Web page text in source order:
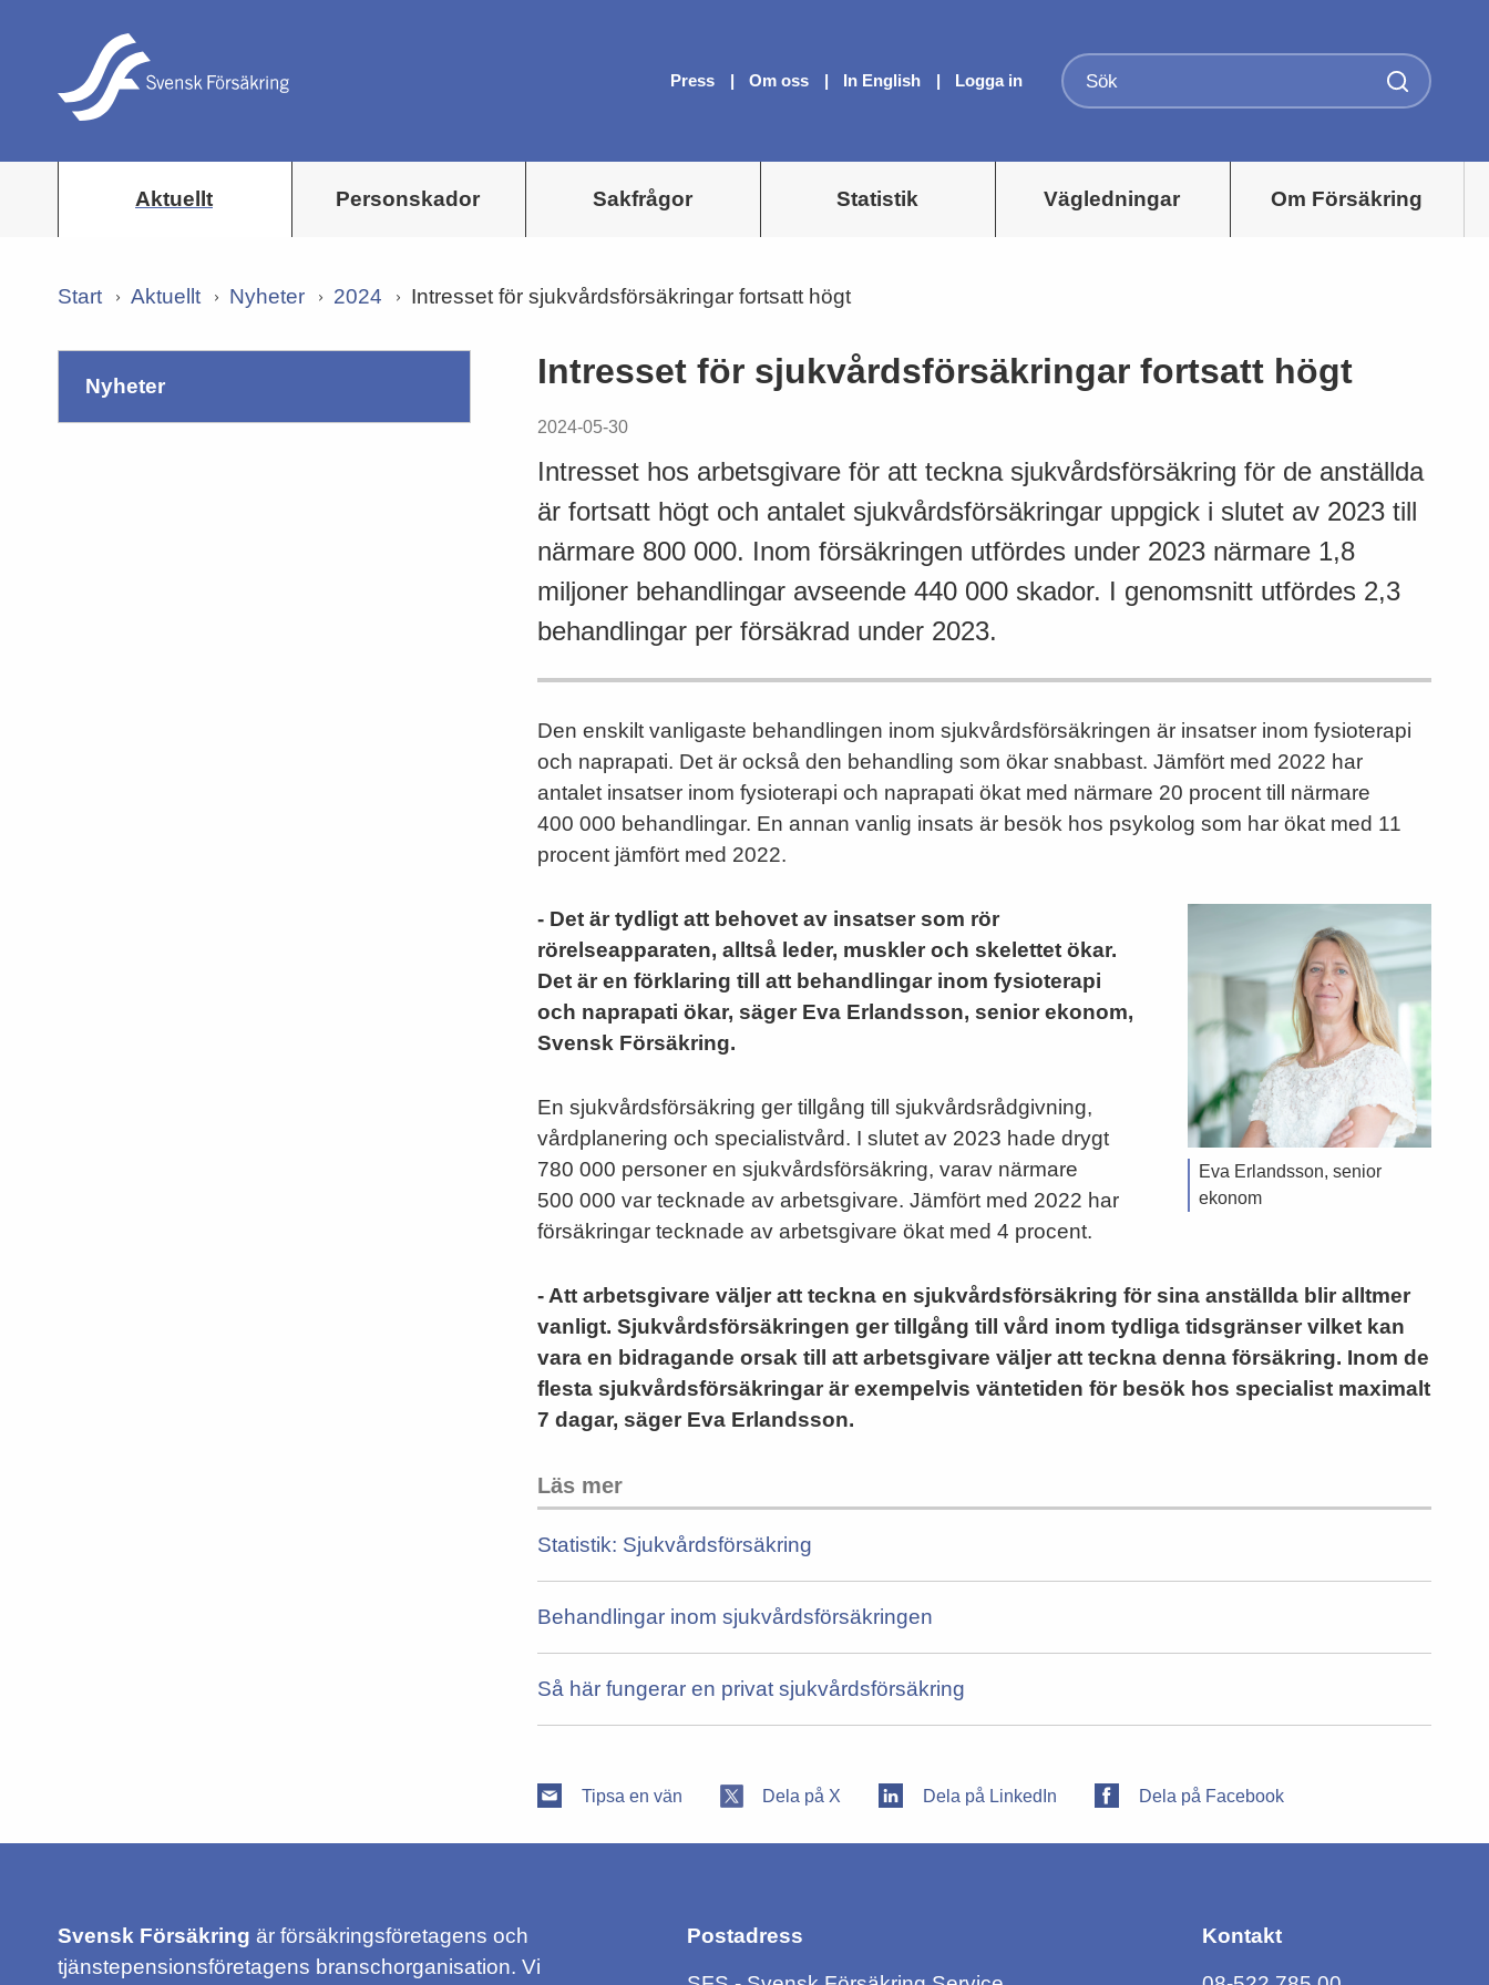
Press Om oss In English Logga in
Aktuellt Personskador Sakfrågor Statistik Vägledningar Om Försäkring
Start Aktuellt Nyheter 2024 Intresset för sjukvårdsförsäkringar fortsatt högt
nyheter Intresset för sjukvårdsförsäkringar fortsatt högt
2024-05-30
Intresset hos arbetsgivare för att teckna sjukvårdsförsäkring för de anställda
är fortsatt högt och antalet sjukvårdsförsäkringar uppgick i slutet av 2023 till
närmare 800 000. Inom försäkringen utfördes under 2023 närmare 1,8
miljoner behandlingar avseende 440 000 skador. I genomsnitt utfördes 2,3
behandlingar per försäkrad under 2023.
Den enskilt vanligaste behandlingen inom sjukvårdsförsäkringen är insatser inom fysioterapi
och naprapati. Det är också den behandling som ökar snabbast. Jämfört med 2022 har
antalet insatser inom fysioterapi och naprapati ökat med närmare 20 procent till närmare
400 000 behandlingar. En annan vanlig insats är besök hos psykolog som har ökat med 11
procent jämfört med 2022.
Eva Erlandsson, senior
ekonom
- Det är tydligt att behovet av insatser som rör
rörelseapparaten, alltså leder, muskler och skelettet ökar.
Det är en förklaring till att behandlingar inom fysioterapi
och naprapati ökar, säger Eva Erlandsson, senior ekonom,
Svensk Försäkring.
En sjukvårdsförsäkring ger tillgång till sjukvårdsrådgivning,
vårdplanering och specialistvård. I slutet av 2023 hade drygt
780 000 personer en sjukvårdsförsäkring, varav närmare
500 000 var tecknade av arbetsgivare. Jämfört med 2022 har
försäkringar tecknade av arbetsgivare ökat med 4 procent.
- Att arbetsgivare väljer att teckna en sjukvårdsförsäkring för sina anställda blir alltmer
vanligt. Sjukvårdsförsäkringen ger tillgång till vård inom tydliga tidsgränser vilket kan
vara en bidragande orsak till att arbetsgivare väljer att teckna denna försäkring. Inom de
flesta sjukvårdsförsäkringar är exempelvis väntetiden för besök hos specialist maximalt
7 dagar, säger Eva Erlandsson.
Läs mer
Statistik: Sjukvårdsförsäkring
Behandlingar inom sjukvårdsförsäkringen
Så här fungerar en privat sjukvårdsförsäkring
Tipsa en vän Dela på X Dela på LinkedIn Dela på Facebook
Svensk Försäkring är försäkringsföretagens och
tjänstepensionsföretagens branschorganisation. Vi
Postadress Kontakt